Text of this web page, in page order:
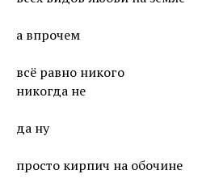
а впрочем
всё равно никого
никогда не
да ну
просто кирпич на обочине